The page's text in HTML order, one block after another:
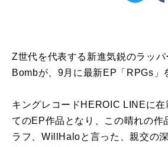
Z世代を代表する新進気鋭のラッ
Bombが、9月に最新EP「RPGs」
キングレコードHEROIC LINEに在
てのEP作品となり、この晴れの作
ラフ、WillHaloと言った、親交の